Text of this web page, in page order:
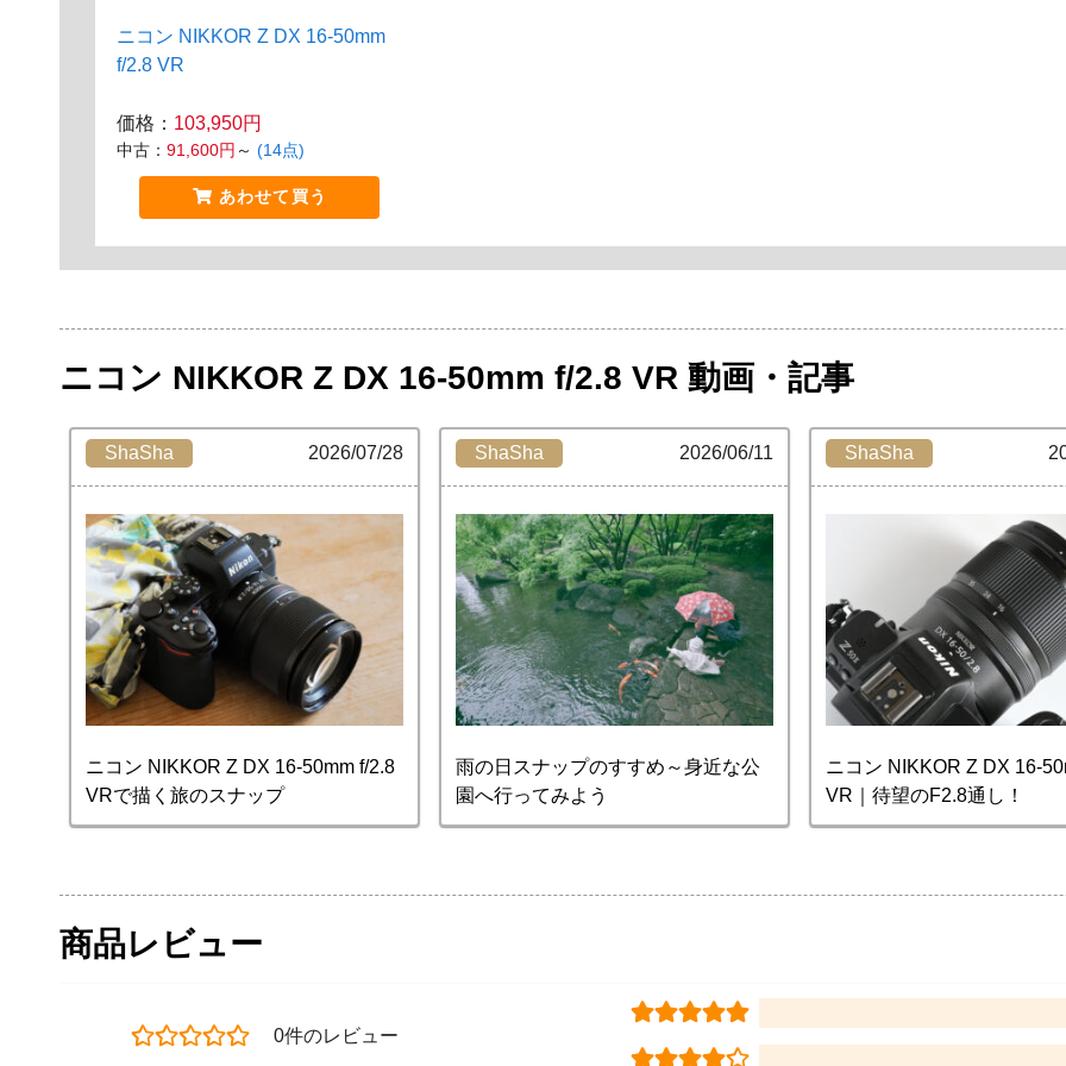
ニコン NIKKOR Z DX 16-50mm
f/2.8 VR
価格： 103,950円
中古： 91,600円 ～ (14点)
あわせて買う
ニコン NIKKOR Z DX 16-50mm f/2.8 VR 動画・記事
ShaSha 2026/07/28
ニコン NIKKOR Z DX 16-50mm f/2.8
VRで描く旅のスナップ
ShaSha 2026/06/11
雨の日スナップのすすめ～身近な公
園へ行ってみよう
ShaSha
ニコン NIKKOR Z DX 16-
VR｜待望のF2.8通し！
商品レビュー
0件のレビュー